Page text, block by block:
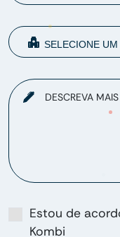
DESCREVA
Estou de
Kombi